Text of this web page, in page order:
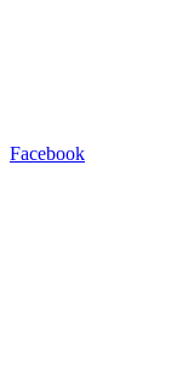
Facebook